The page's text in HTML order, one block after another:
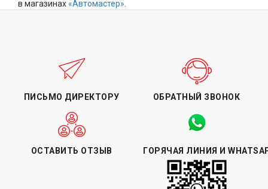
в магазинах«Автомастер».
ПИСЬМО ДИРЕКТОРУ ОБРАТНЫЙ ЗВОНОК
ОСТАВИТЬ ОТЗЫВ ГОРЯЧАЯ ЛИНИЯ И